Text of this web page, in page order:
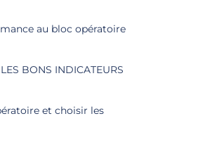
au bloc opératoire
BONS INDICATEURS
et choisir les